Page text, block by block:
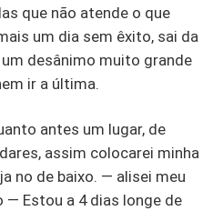
que não atende o que
um dia sem êxito, sai da
desânimo muito grande
ir a última.
antes um lugar, de
assim colocarei minha
no de baixo. — alisei meu
Estou a 4 dias longe de